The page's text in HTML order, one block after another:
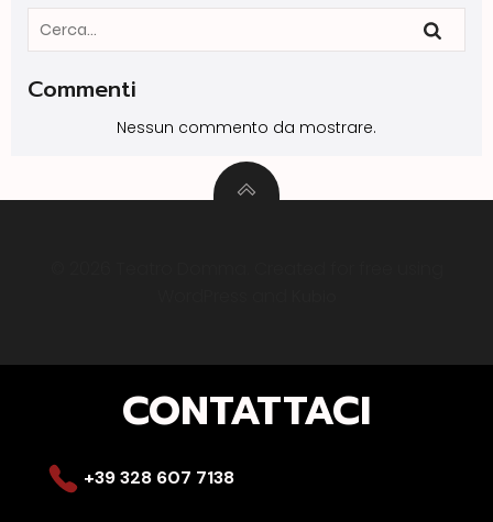
Commenti
Nessun commento da mostrare.
CONTATTACI
+39 328 607 7138